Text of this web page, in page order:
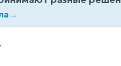
→